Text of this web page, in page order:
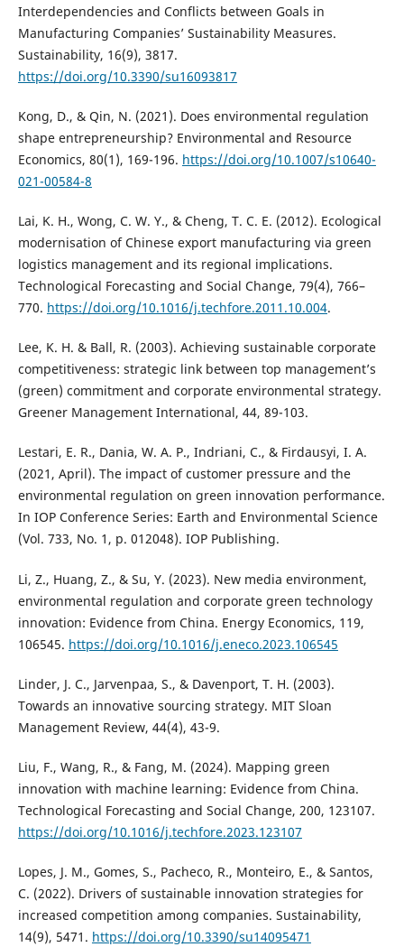
Interdependencies and Conflicts between Goals in
Manufacturing Companies’ Sustainability Measures.
Sustainability, 16(9), 3817.
https://doi.org/10.3390/su16093817
Kong, D., & Qin, N. (2021). Does environmental regulation
shape entrepreneurship? Environmental and Resource
Economics, 80(1), 169-196. https://doi.org/10.1007/s10640-
021-00584-8
Lai, K. H., Wong, C. W. Y., & Cheng, T. C. E. (2012). Ecological
modernisation of Chinese export manufacturing via green
logistics management and its regional implications.
Technological Forecasting and Social Change, 79(4), 766–
770. https://doi.org/10.1016/j.techfore.2011.10.004.
Lee, K. H. & Ball, R. (2003). Achieving sustainable corporate
competitiveness: strategic link between top management’s
(green) commitment and corporate environmental strategy.
Greener Management International, 44, 89-103.
Lestari, E. R., Dania, W. A. P., Indriani, C., & Firdausyi, I. A.
(2021, April). The impact of customer pressure and the
environmental regulation on green innovation performance.
In IOP Conference Series: Earth and Environmental Science
(Vol. 733, No. 1, p. 012048). IOP Publishing.
Li, Z., Huang, Z., & Su, Y. (2023). New media environment,
environmental regulation and corporate green technology
innovation: Evidence from China. Energy Economics, 119,
106545. https://doi.org/10.1016/j.eneco.2023.106545
Linder, J. C., Jarvenpaa, S., & Davenport, T. H. (2003).
Towards an innovative sourcing strategy. MIT Sloan
Management Review, 44(4), 43-9.
Liu, F., Wang, R., & Fang, M. (2024). Mapping green
innovation with machine learning: Evidence from China.
Technological Forecasting and Social Change, 200, 123107.
https://doi.org/10.1016/j.techfore.2023.123107
Lopes, J. M., Gomes, S., Pacheco, R., Monteiro, E., & Santos,
C. (2022). Drivers of sustainable innovation strategies for
increased competition among companies. Sustainability,
14(9), 5471. https://doi.org/10.3390/su14095471